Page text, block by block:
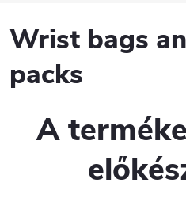
Wrist bags
packs
A